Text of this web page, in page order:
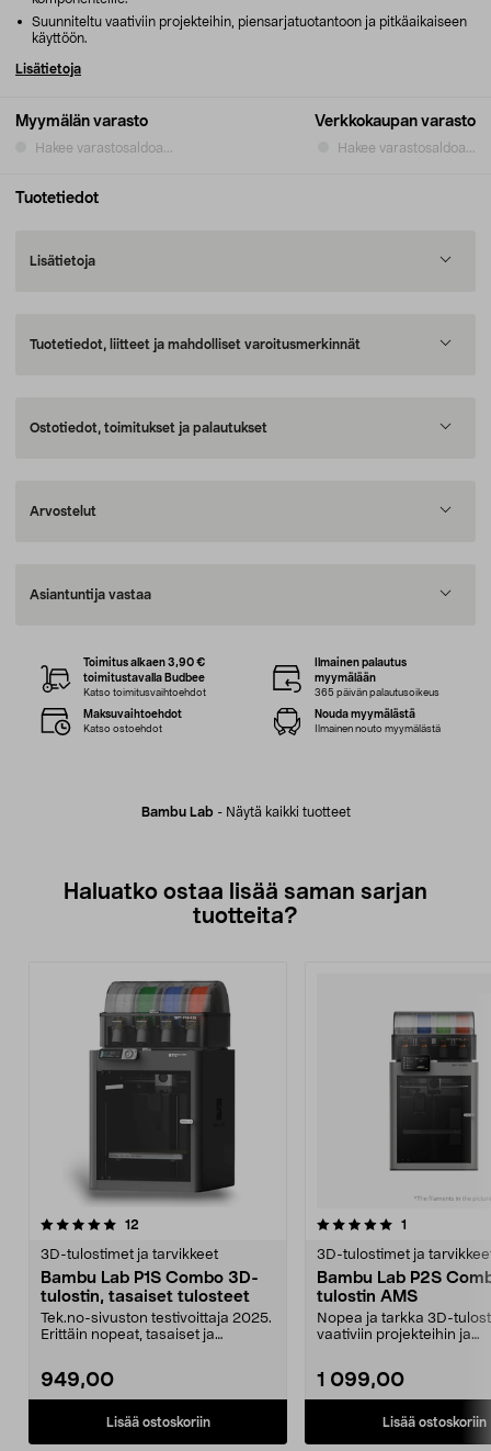
Myymälän varasto
Hakee varastosaldoa...
Verkkokaupan varasto
Hakee varastosaldoa...
Suunniteltu vaativiin projekteihin, piensarjatuotantoon ja pitkäaikaiseen
käyttöön.
Lisätietoja
Tuotetiedot
Lisätietoja
Tuotetiedot, liitteet ja mahdolliset varoitusmerkinnät
Ostotiedot, toimitukset ja palautukset
Arvostelut
Asiantuntija vastaa
Bambu Lab - Näytä kaikki tuotteet
Toimitus alkaen 3,90 €
toimitustavalla Budbee
Katso toimitusvaihtoehdot
Ilmainen palautus
myymälään
365 päivän palautusoikeus
Maksuvaihtoehdot
Katso ostoehdot
Nouda myymälästä
Ilmainen nouto myymälästä
Haluatko ostaa lisää saman sarjan
tuotteita?
12
3D-tulostimet ja tarvikkeet
Bambu Lab P1S Combo 3D-
tulostin, tasaiset tulosteet
Tek.no-sivuston testivoittaja 2025.
Erittäin nopeat, tasaiset ja
949,00
Lisää ostoskoriin
5.0viidestä
1
3D-tulostimet ja
Bambu Lab P2S
tulostin AMS
Nopea ja tarkka 3D-
vaativiin projekteihin ja
1 099,00
Lisää ostoskoriin
0.0 viidestä